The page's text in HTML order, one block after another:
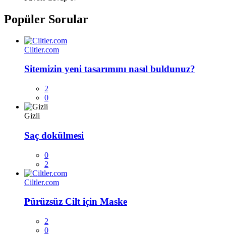
Popüler Sorular
Ciltler.com
Sitemizin yeni tasarımını nasıl buldunuz?
2
0
Gizli
Saç dokülmesi
0
2
Ciltler.com
Pürüzsüz Cilt için Maske
2
0